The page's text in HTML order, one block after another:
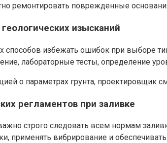
ремонтировать поврежденные
изысканий
избежать ошибок при выборе
лабораторные тесты, определение
о параметрах грунта, проектировщик
регламентов при заливке
строго следовать всем нормам
применять вибрирование и